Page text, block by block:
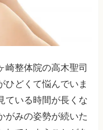
崎整体院の高木聖司
ひどくて悩んでいま
ている時間が長くな
がみの姿勢が続いた